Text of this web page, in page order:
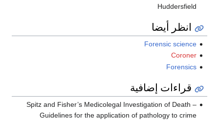
Huddersfield
انظر أيضا
Forensic science
Coroner
Forensics
قراءات إضافية
Spitz and Fisher’s Medicolegal Investigation of Death –
Guidelines for the application of pathology to crime